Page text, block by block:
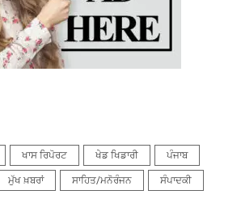
ਖਾਸ ਰਿਪੋਰਟ ਖੇਡ ਖਿਡਾਰੀ ਪੰਜਾਬ
ਮੁੱਖ ਖ਼ਬਰਾਂ ਸਾਹਿਤ/ਮਨੋਰੰਜਨ ਸੰਪਾਦਕੀ